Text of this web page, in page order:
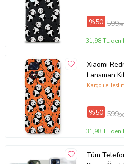
Ürün Kodu:kcm68877156
%50 599
31,98 TL'den
Xiaomi
Lansman
Kadife
Kargo ile
%50 599
31,98 TL'den
Tüm